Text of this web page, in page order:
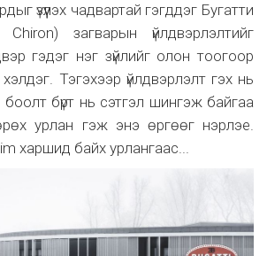
үзүүлэх чадвартай гэгддэг Бугатти
загварын үйлдвэрлэлтийг
гэдэг нэг зүйлийг олон тоогоор
Тэгэхээр үйлдвэрлэлт гэх нь
боолт бүрт нь сэтгэл шингэж байгаа
урлан гэж энэ өргөөг нэрлэе.
харшид байх урлангаас...